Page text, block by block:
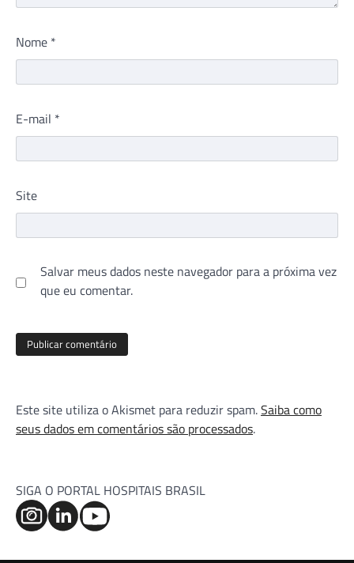
Nome *
E-mail *
Site
Salvar meus dados neste navegador para a próxima vez
que eu comentar.
Este site utiliza o Akismet para reduzir spam.Saiba como
seus dados em comentários são processados.
SIGA O PORTAL HOSPITAIS BRASIL